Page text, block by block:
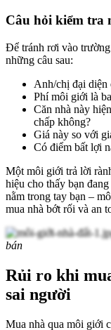
Câu hỏi kiểm tra
Để tránh rơi vào
những câu sau:
Anh/chị đại diện
Phí môi giới là
Căn nhà này
chấp không?
Giá này so với
Có điểm bất lợi
Một môi giới trả lời
hiệu cho thấy bạn
nằm trong tay bạn –
mua nhà bớt rối và an
bán
Rủi ro khi
sai người
Mua nhà qua môi giới